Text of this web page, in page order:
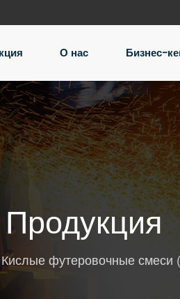
О нас Бизнес-
Продукция
Кислые футеровочные смеси